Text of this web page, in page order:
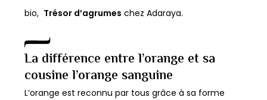
bio, Trésor d’agrumes chez Adaraya.
La différence entre l’orange et sa
cousine l’orange sanguine
L’orange est reconnu par tous grâce à sa forme